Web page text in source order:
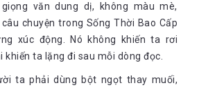
văn dung dị, không màu mè,
chuyện trong Sống Thời Bao Cấp
xúc động. Nó không khiến ta rơi
ta lặng đi sau mỗi dòng đọc.
ta phải dùng bột ngọt thay muối,